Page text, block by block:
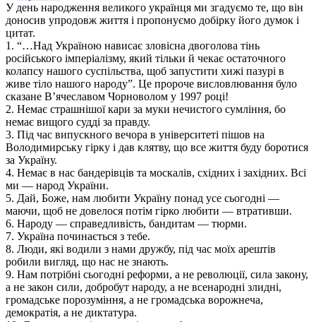
У день народження великого українця ми згадуємо те, що він
доносив упродовж життя і пропонуємо добірку його думок і
цитат.
1. “…Над Україною нависає зловісна двоголова тінь
російського імперіалізму, який тільки й чекає остаточного
колапсу нашого суспільства, щоб запустити хижі пазурі в
живе тіло нашого народу”. Це пророче висловлювання було
сказане В’ячеславом Чорноволом у 1997 році!
2. Немає страшнішої кари за муки нечистого сумління, бо
немає вищого судді за правду.
3. Під час випускного вечора в університеті пішов на
Володимирську гірку і дав клятву, що все життя буду боротися
за Україну.
4. Немає в нас бандерівців та москалів, східних і західних. Всі
ми — народ України.
5. Дай, Боже, нам любити Україну понад усе сьогодні —
маючи, щоб не довелося потім гірко любити — втративши.
6. Народу — справедливість, бандитам — тюрми.
7. Україна починається з тебе.
8. Люди, які водили з нами дружбу, під час моїх арештів
робили вигляд, що нас не знають.
9. Нам потрібні сьогодні реформи, а не революції, сила закону,
а не закон сили, добробут народу, а не всенародні злидні,
громадське порозуміння, а не громадська ворожнеча,
демократія, а не диктатура.